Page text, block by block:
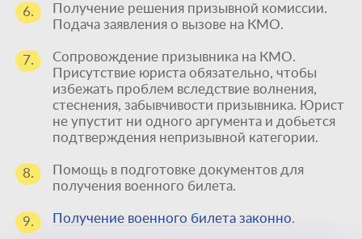
способ получить
6.
Получение решения призывной комиссии.
Подача заявления о вызове на КМО.
7.
Сопровождение призывника на КМО.
Присутствие юриста обязательно, чтобы
избежать проблем вследствие волнения,
стеснения, забывчивости призывника. Юрист
не упустит ни одного аргумента и добьется
подтверждения непризывной категории.
8.
Помощь в подготовке документов для
получения военного билета.
9. Получение военного билета законно.